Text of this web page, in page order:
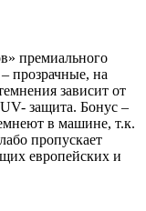
премиального
прозрачные, на
зависит от
защита. Бонус –
в машине, т.к.
пропускает
европейских и